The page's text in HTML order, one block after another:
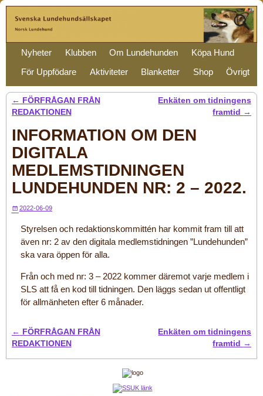
Nyheter Klubben Om Lundehunden
Köpa Hund
För Uppfödare
Aktiviteter Blanketter Shop Övrigt
Post navigation
← FÖRFRÅGAN FRÅN
REDAKTIONEN
Enkäten om tidningens
framtid →
INFORMATION OM DEN
DIGITALA
MEDLEMSTIDNINGEN
LUNDEHUNDEN NR: 2 – 2022.
2022-06-09
Styrelsen och redaktionskommittén har kommit fram till att
även nr: 2 av den digitala medlemstidningen ”Lundehunden”
ska vara öppen för alla.
Från och med nr: 3 – 2022 kommer däremot varje medlem i
SLS att få en kod till tidningen. Den läggs sedan ut offentligt
för allmänheten efter 6 månader.
Post navigation
← FÖRFRÅGAN FRÅN
REDAKTIONEN
Enkäten om tidningens
framtid →